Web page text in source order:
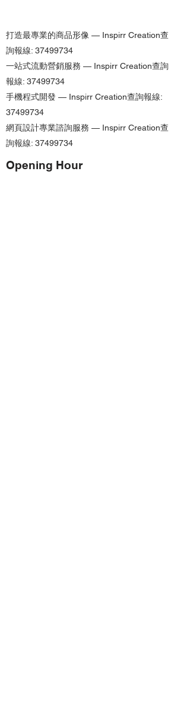
打造最專業的商品形像 — Inspirr Creation查
詢報線: 37499734
一站式流動營銷服務 — Inspirr Creation查詢
報線: 37499734
手機程式開發 — Inspirr Creation查詢報線:
37499734
網頁設計專業諮詢服務 — Inspirr Creation查
詢報線: 37499734
Opening Hour